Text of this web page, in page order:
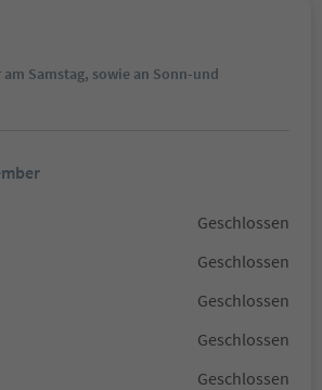
Samstag, sowie an Sonn-und
Geschlossen
Geschlossen
Geschlossen
Geschlossen
Geschlossen